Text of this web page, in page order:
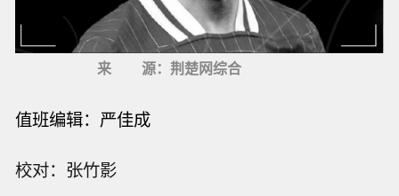
来 源：荆楚网综合
值班编辑： 严佳成
校对：张竹影